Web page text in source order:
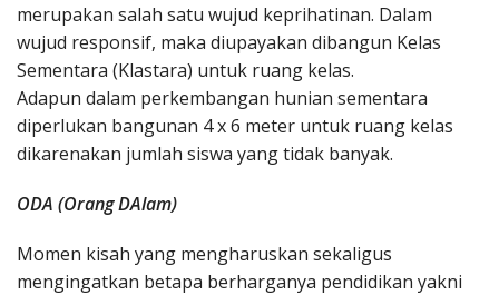
merupakan salah satu wujud keprihatinan. Dalam
wujud responsif, maka diupayakan dibangun Kelas
Sementara (Klastara) untuk ruang kelas.
Adapun dalam perkembangan hunian sementara
diperlukan bangunan 4 x 6 meter untuk ruang kelas
dikarenakan jumlah siswa yang tidak banyak.
ODA (Orang DAlam)
Momen kisah yang mengharuskan sekaligus
mengingatkan betapa berharganya pendidikan yakni